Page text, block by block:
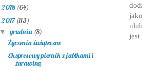
jest
2018 (64)
2017(113)
▼ grudnia (8)
Życzenia świąteczne
Ekspresowy piernik z jabłkami i
żurawiną